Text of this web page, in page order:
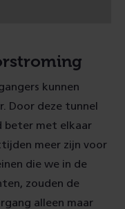
kunnen
Door deze tunnel
beter met elkaar
meer zijn voor
die we in de
zouden de
alleen maar